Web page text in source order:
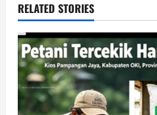
RELATED STORIES